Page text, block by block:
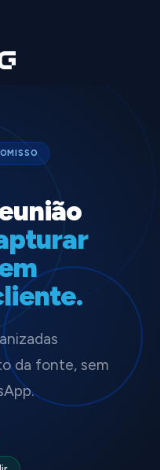
da fonte, sem